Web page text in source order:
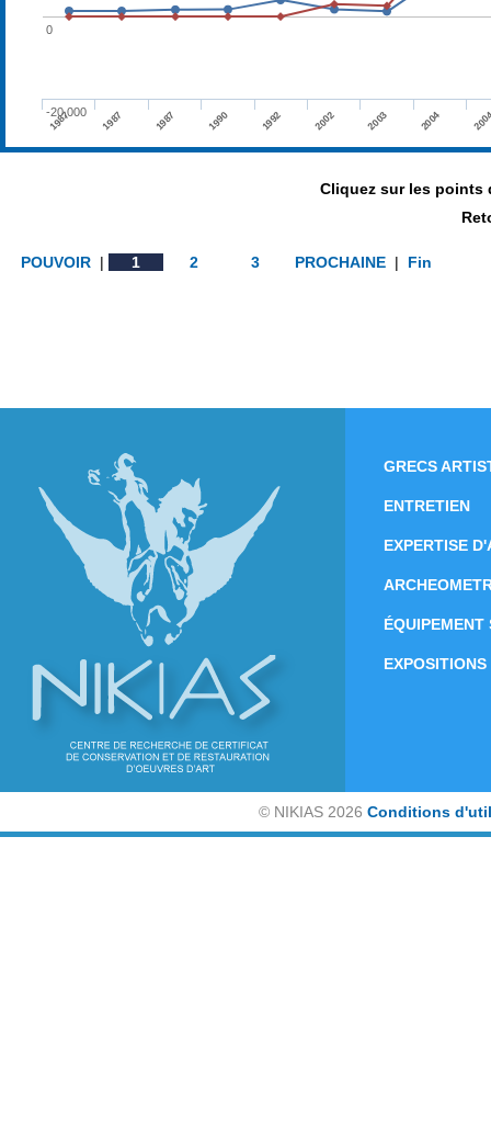
1987 1987 1987 1990 1992 2002 2003 2004
0
-20,000
Cliquez sur les points
POUVOIR | 1 2 3 PROCHAINE | Fin
GRECS
ENTRETIEN
EXPERTISE
ÉQUIPEMENT
EXPOSITIONS
© NIKIAS 2026 Conditions